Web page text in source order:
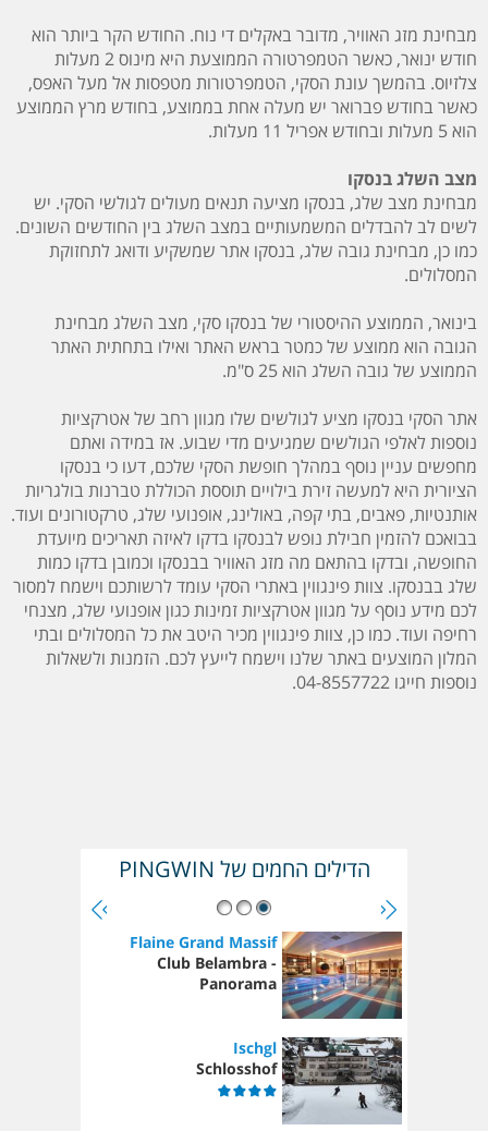
מבחינת מזג האוויר, מדובר באקלים די נוח. החודש הקר ביותר הוא
חודש ינואר, כאשר הטמפרטורה הממוצעת היא מינוס 2 מעלות
צלזיוס. בהמשך עונת הסקי, הטמפרטורות מטפסות אל מעל האפס,
כאשר בחודש פברואר יש מעלה אחת בממוצע, בחודש מרץ הממוצע
הוא 5 מעלות ובחודש אפריל 11 מעלות.
מצב השלג בנסקו
מבחינת מצב שלג, בנסקו מציעה תנאים מעולים לגולשי הסקי. יש
לשים לב להבדלים המשמעותיים במצב השלג בין החודשים השונים.
כמו כן, מבחינת גובה שלג, בנסקו אתר שמשקיע ודואג לתחזוקת
המסלולים.
בינואר, הממוצע ההיסטורי של בנסקו סקי, מצב השלג מבחינת
הגובה הוא ממוצע של כמטר בראש האתר ואילו בתחתית האתר
הממוצע של גובה השלג הוא 25 ס"מ.
אתר הסקי בנסקו מציע לגולשים שלו מגוון רחב של אטרקציות
נוספות לאלפי הגולשים שמגיעים מדי שבוע. אז במידה ואתם
מחפשים עניין נוסף במהלך חופשת הסקי שלכם, דעו כי בנסקו
הציורית היא למעשה זירת בילויים תוססת הכוללת טברנות בולגריות
אותנטיות, פאבים, בתי קפה, באולינג, אופנועי שלג, טרקטורונים ועוד.
בבואכם להזמין חבילת נופש לבנסקו בדקו לאיזה תאריכים מיועדת
החופשה, ובדקו בהתאם מה מזג האוויר בבנסקו וכמובן בדקו כמות
שלג בבנסקו. צוות פינגווין באתרי הסקי עומד לרשותכם וישמח למסור
לכם מידע נוסף על מגוון אטרקציות זמינות כגון אופנועי שלג, מצנחי
רחיפה ועוד. כמו כן, צוות פינגווין מכיר היטב את כל המסלולים ובתי
המלון המוצעים באתר שלנו וישמח לייעץ לכם. הזמנות ולשאלות
נוספות חייגו 04-8557722
.
הדילים החמים של PINGWIN
Flaine Grand Massif
Club Belambra -
Panorama
Ischgl
Schlosshof